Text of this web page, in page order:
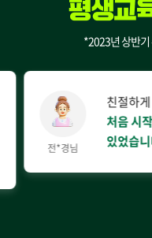
*2023년 상반기
전*경님
친절하게
처음 시
있었습